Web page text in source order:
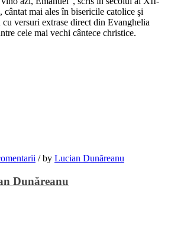
cântat mai ales în bisericile catolice şi
versuri extrase direct din Evanghelia
cele mai vechi cântece christice.
/by Lucian Dunăreanu
Dunăreanu